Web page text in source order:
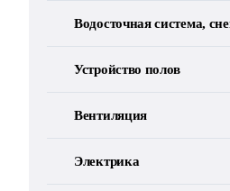
Водосточная система,
Устройство полов
Вентиляция
Электрика